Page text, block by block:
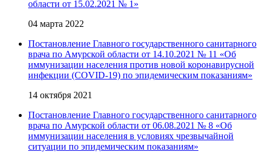
области от 15.02.2021 № 1»
04 марта 2022
Постановление Главного государственного санитарного
врача по Амурской области от 14.10.2021 № 11 «Об
иммунизации населения против новой коронавирусной
инфекции (COVID-19) по эпидемическим показаниям»
14 октября 2021
Постановление Главного государственного санитарного
врача по Амурской области от 06.08.2021 № 8 «Об
иммунизации населения в условиях чрезвычайной
ситуации по эпидемическим показаниям»